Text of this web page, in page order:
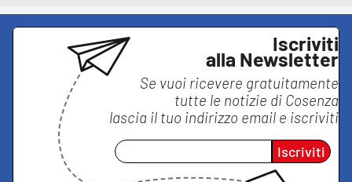
Iscriviti
alla Newsletter
Se vuoi ricevere gratuitamente
tutte le notizie di Cosenza
lascia il tuo indirizzo email e iscriviti
Iscriviti